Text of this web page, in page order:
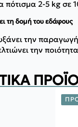
πότισμα 2-5 kg σε
τη δομή του εδάφους
την παραγωγή
την ποιότητα